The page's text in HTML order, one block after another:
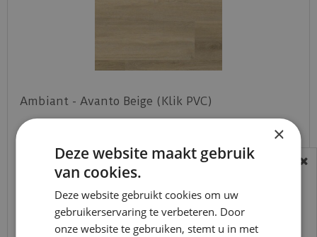
Ambiant - Avanto Beige (Klik PVC)
45
Bekijk product
BEREIKBAARHEID
In verband met de vakantie periode zijn wij
t/m 14 augustus telefonisch helaas niet
bereikbaar.
×
Deze website maakt gebruik
van cookies.
Deze website gebruikt cookies om uw
gebruikerservaring te verbeteren. Door
onze website te gebruiken, stemt u in met